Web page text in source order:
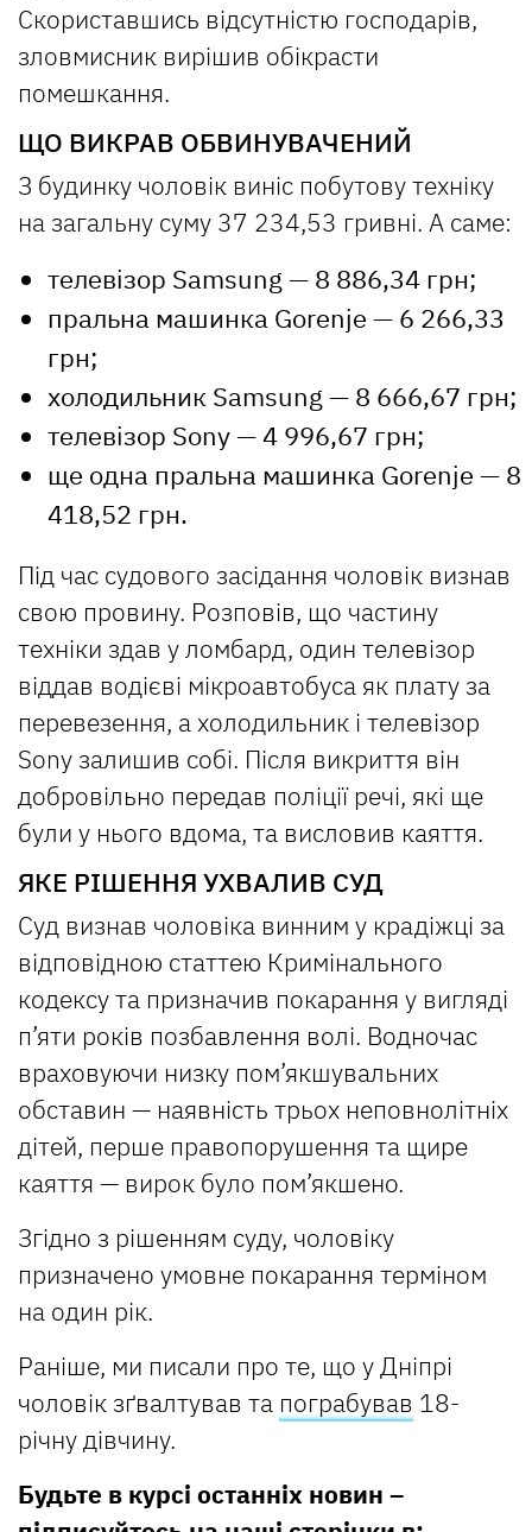
Скориставшись відсутністю господарів,
зловмисник вирішив обікрасти
помешкання.
ЩО ВИКРАВ ОБВИНУВАЧЕНИЙ
З будинку чоловік виніс побутову техніку
на загальну суму 37 234,53 гривні. А саме:
телевізор Samsung — 8 886,34 грн;
пральна машинка Gorenje — 6 266,33
грн;
холодильник Samsung — 8 666,67 грн;
телевізор Sony — 4 996,67 грн;
ще одна пральна машинка Gorenje — 8
418,52 грн.
Під час судового засідання чоловік визнав
свою провину. Розповів, що частину
техніки здав у ломбард, один телевізор
віддав водієві мікроавтобуса як плату за
перевезення, а холодильник і телевізор
Sony залишив собі. Після викриття він
добровільно передав поліції речі, які ще
були у нього вдома, та висловив каяття.
ЯКЕ РІШЕННЯ УХВАЛИВ СУД
Суд визнав чоловіка винним у крадіжці за
відповідною статтею Кримінального
кодексу та призначив покарання у вигляді
п’яти років позбавлення волі. Водночас
враховуючи низку пом’якшувальних
обставин — наявність трьох неповнолітніх
дітей, перше правопорушення та щире
каяття — вирок було пом’якшено.
Згідно з рішенням суду, чоловіку
призначено умовне покарання терміном
на один рік.
Раніше, ми писали про те, що у Дніпрі
чоловік зґвалтував та пограбував 18-
річну дівчину.
Будьте в курсі останніх новин –